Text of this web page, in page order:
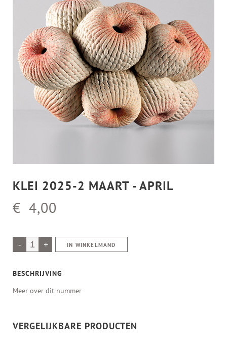
KLEI 2025-2 MAART - APRIL
€ 4,00
IN WINKELMAND
BESCHRIJVING
Meer over dit nummer
VERGELIJKBARE PRODUCTEN